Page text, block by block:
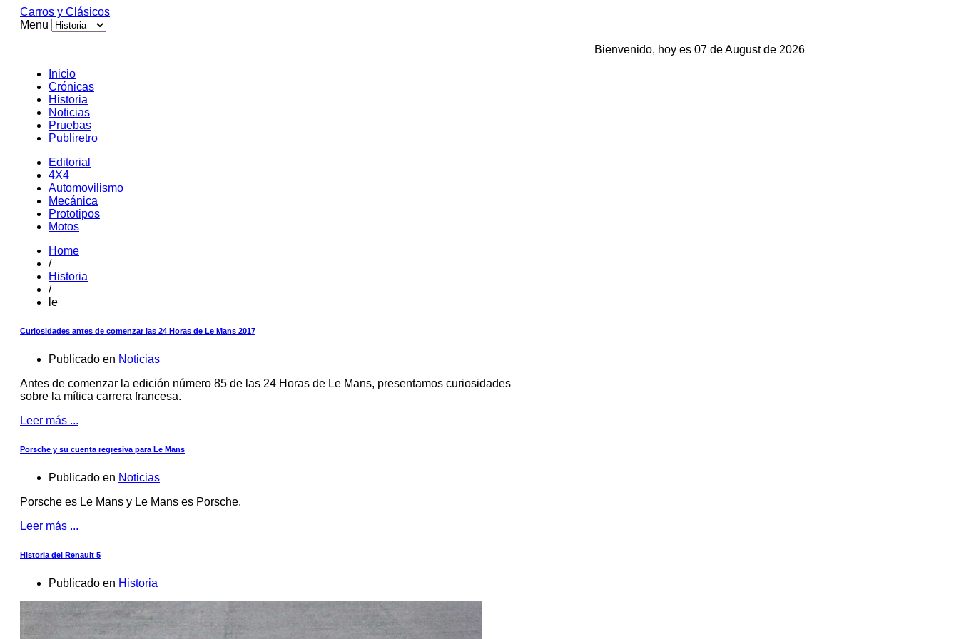
Carros y Clásicos
Menu
Bienvenido, hoy es 07 de August de 2026
Inicio
Crónicas
Historia
Noticias
Pruebas
Publiretro
Editorial
4X4
Automovilismo
Mecánica
Prototipos
Motos
Home
/
Historia
/
le
Curiosidades antes de comenzar las 24 Horas de Le Mans 2017
Publicado en Noticias
Antes de comenzar la edición número 85 de las 24 Horas de Le Mans, presentamos curiosidades
sobre la mítica carrera francesa.
Leer más ...
Porsche y su cuenta regresiva para Le Mans
Publicado en Noticias
Porsche es Le Mans y Le Mans es Porsche.
Leer más ...
Historia del Renault 5
Publicado en Historia